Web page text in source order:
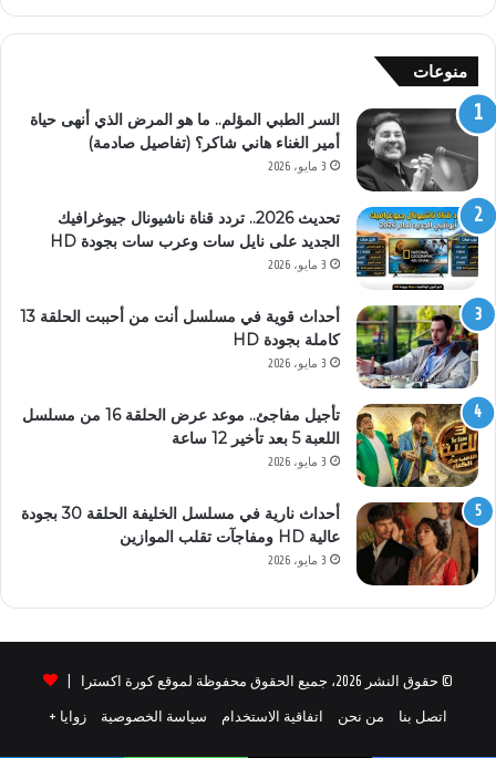
منوعات
السر الطبي المؤلم.. ما هو المرض الذي أنهى حياة
أمير الغناء هاني شاكر؟ (تفاصيل صادمة)
3 مايو، 2026
تحديث 2026.. تردد قناة ناشيونال جيوغرافيك
الجديد على نايل سات وعرب سات بجودة HD
3 مايو، 2026
أحداث قوية في مسلسل أنت من أحببت الحلقة 13
كاملة بجودة HD
3 مايو، 2026
تأجيل مفاجئ.. موعد عرض الحلقة 16 من مسلسل
اللعبة 5 بعد تأخير 12 ساعة
3 مايو، 2026
أحداث نارية في مسلسل الخليفة الحلقة 30 بجودة
عالية HD ومفاجآت تقلب الموازين
3 مايو، 2026
© حقوق النشر 2026، جميع الحقوق محفوظة لموقع كورة اكسترا |
اتصل بنا من نحن اتفاقية الاستخدام سياسة الخصوصية زوايا +